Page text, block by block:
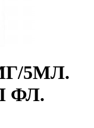
5МЛ.
ФЛ.